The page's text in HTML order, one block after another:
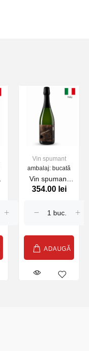
Vin spumant
ambalaj: bucată
Vin spumant
Edmond
FELLINE , alb,
354.00 lei
ADAUGĂ